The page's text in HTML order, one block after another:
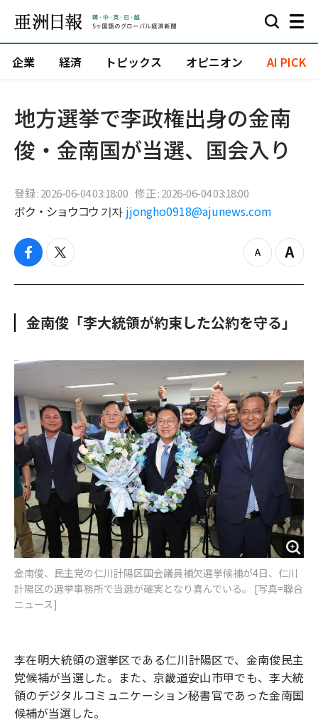
企業 経済 トピックス オピニオン AI PICK
地方選挙で李政権出身の金南
俊・金南国が当選、国会入り
登録 : 2026-06-04 03:18:00 修正 : 2026-06-04 03:18:00
ボク・ショウコウ 기자 jjongho0918@ajunews.com
f
c
o
t
i
e
z
o
u
Z
o
金南俊「李大統領が約束した公約を守る」
金南俊、民主党の仁川計陽区国会議員補欠選挙候補が4日、仁川
計陽区の選挙事務所で当選が確実となり喜んでいる。 [写真=聯合
ニュース]
李在明大統領の選挙区である仁川計陽区で、金南俊民主
党候補が当選した。また、京畿道安山市甲でも、李大統
領のデジタルコミュニケーション秘書官であった金南国
候補が当選した。